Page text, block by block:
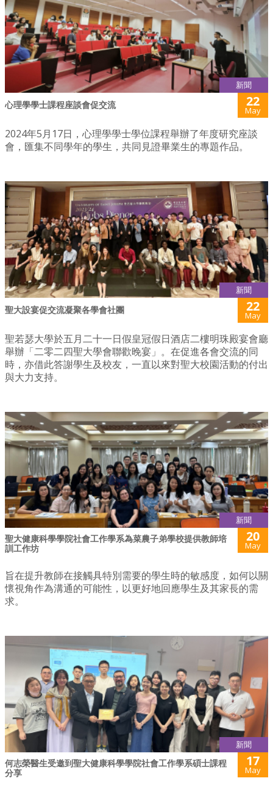
新聞
心理學學士課程座談會促交流 22
May
2024年5月17日，心理學學士學位課程舉辦了年度研究座談
會，匯集不同學年的學生，共同見證畢業生的專題作品。
新聞
聖大設宴促交流凝聚各學會社團 22
May
聖若瑟大學於五月二十一日假皇冠假日酒店二樓明珠殿宴會廳
舉辦「二零二四聖大學會聯歡晚宴」。在促進各會交流的同
時，亦借此答謝學生及校友，一直以來對聖大校園活動的付出
與大力支持。
新聞
聖大健康科學學院社會工作學系為菜農子弟學校提供教師培
訓工作坊
20
May
旨在提升教師在接觸具特別需要的學生時的敏感度，如何以關
懷視角作為溝通的可能性，以更好地回應學生及其家長的需
求。
新聞
何志榮醫生受邀到聖大健康科學學院社會工作學系碩士課程
分享
17
May